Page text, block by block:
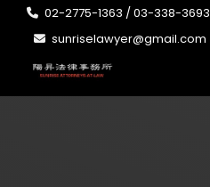
02-2775-1363 / 03-338-3693
sunriselawyer@gmail.com